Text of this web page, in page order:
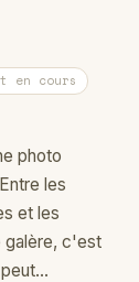
en cours
photo
les
et les
galère, c'est
peut…